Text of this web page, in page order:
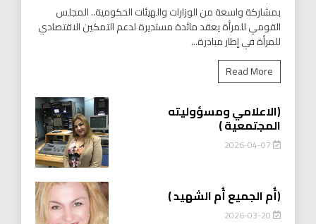
بمشاركة واسعة من الوزارات والهيئات الحكومية.. المجلس
القومي للمرأة يعقد مائدة مستديرة لدعم التمكين الاقتصادي
للمرأة في إطار مبادرة...
Read More
(الاعلامي ومسؤوليته
المجتمعية )
2026-04-07
(أُم الجميع أُم الشهيد )
2026-03-20